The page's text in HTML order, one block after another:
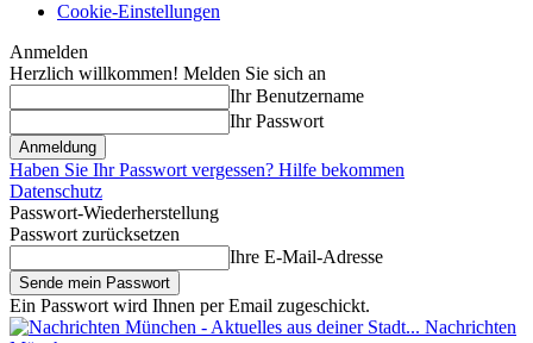
Cookie-Einstellungen
Anmelden
Herzlich willkommen! Melden Sie sich an
Ihr Benutzername
Ihr Passwort
Haben Sie Ihr Passwort vergessen? Hilfe bekommen
Datenschutz
Passwort-Wiederherstellung
Passwort zurücksetzen
Ihre E-Mail-Adresse
Ein Passwort wird Ihnen per Email zugeschickt.
Nachrichten